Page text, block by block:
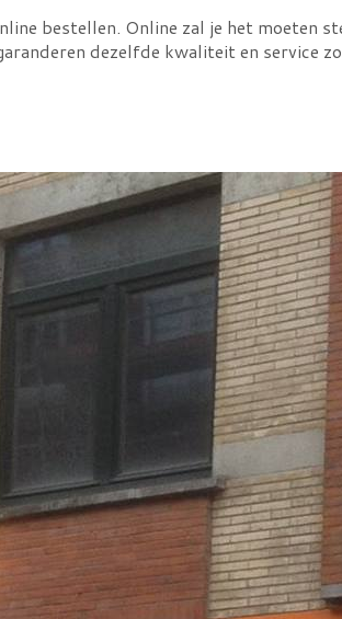
bestellen. Online zal je het moeten
dezelfde kwaliteit en service